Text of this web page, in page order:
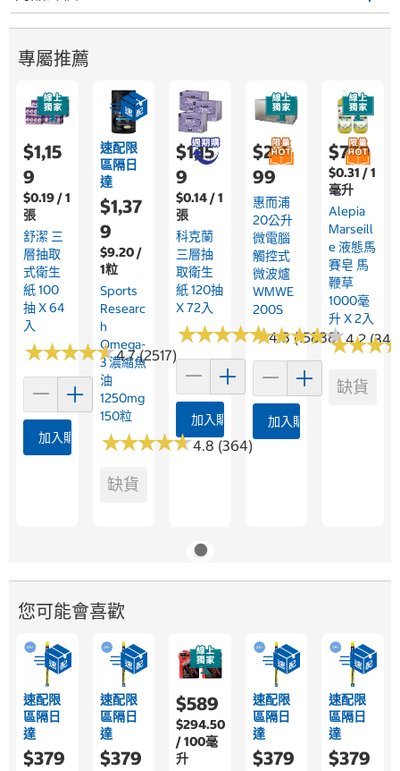
專屬推薦
$1,15
9
$0.19 / 1
張
舒潔 三
層抽取
式衛生
紙 100
抽 X 64
入
★★★★★
★★★★★4.7 (2517)
加入購物車
速配限
區隔日
達
$1,37
9
$9.20 /
1粒
Sports
Researc
H
Omega-
3 濃縮魚
油
1250mg
150粒
★★★★★
★★★★★4.8 (364)
缺貨
$1,15
9
$0.14 / 1
張
科克蘭
三層抽
取衛生
紙 120抽
X 72入
★★★★★
★★★★★4.8 (15838)
加入購物車
$2,4
99
惠而浦
20公升
微電腦
觸控式
微波爐
WMWE
200S
★★★★★
★★★★★4.2
加入購物車
$779
$0.31 / 1
毫升
Alepia
Marseill
E 液態馬
賽皂 馬
鞭草
1000毫
升 X 2入
★★★
★★★
缺貨
您可能會喜歡
速配限
區隔日
達
$379
速配限
區隔日
達
$379
$589
$294.50
/ 100毫
升
速配限
區隔日
達
$379
速配限
區隔日
達
$379